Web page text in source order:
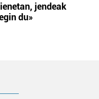
jendeak
du»